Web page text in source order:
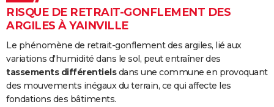
RISQUE DE RETRAIT-GONFLEMENT DES
ARGILES À YAINVILLE
Le phénomène de retrait-gonflement des argiles, lié aux
variations d'humidité dans le sol, peut entraîner des
tassements différentielsdans une commune en provoquant
des mouvements inégaux du terrain, ce qui affecte les
fondations des bâtiments.